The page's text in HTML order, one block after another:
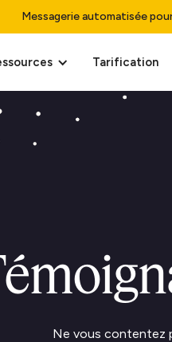
Messagerie automatisée
Tarification
Ne vous contentez